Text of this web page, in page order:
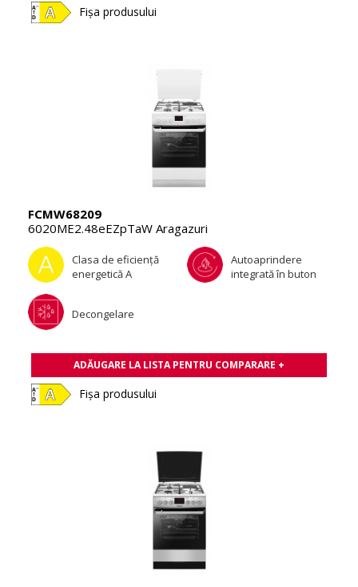
Fișa produsului
FCMW68209
6020ME2.48eEZpTaW Aragazuri
Clasa de eficienţă
energetică A
Autoaprindere
integrată în buton
Decongelare
ADĂUGARE LA LISTA PENTRU COMPARARE +
Fișa produsului